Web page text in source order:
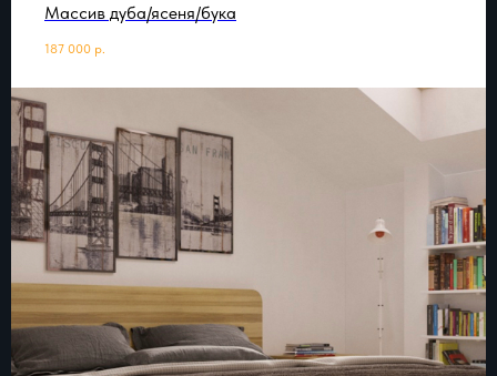
Массив дуба/ясеня/бука
187 000 р.